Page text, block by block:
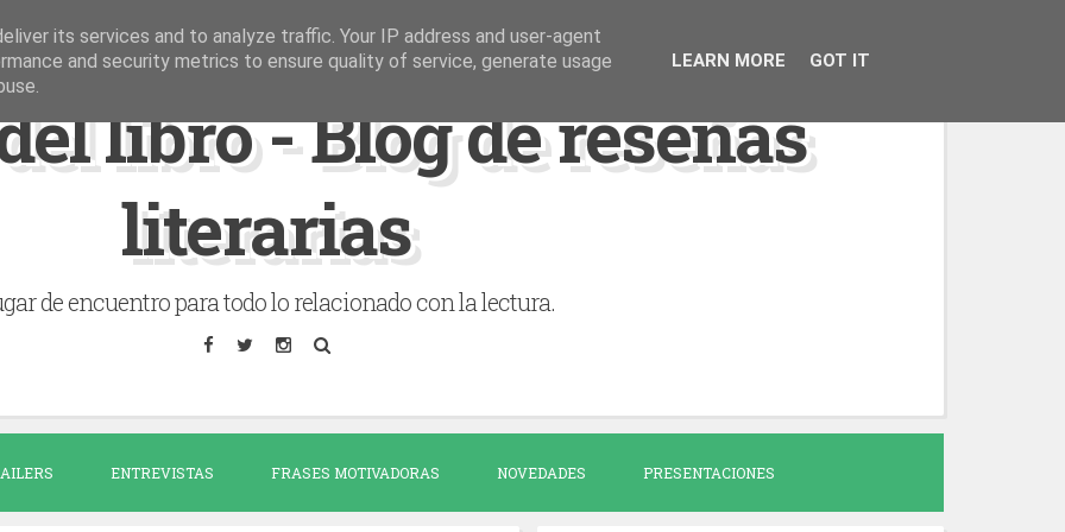
libro - Blog de reseñas
literarias
de encuentro para todo lo relacionado con la lectura.
ENTREVISTAS FRASES MOTIVADORAS NOVEDADES PRESENTACIONES
its services and to analyze traffic. Your IP address and user-agent
and security metrics to ensure quality of service, generate usage
LEARN MORE GOT IT